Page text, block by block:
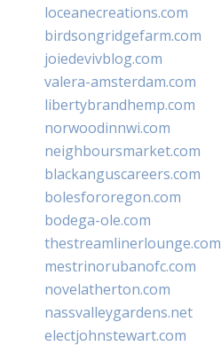
loceanecreations.com
birdsongridgefarm.com
joiedevivblog.com
valera-amsterdam.com
libertybrandhemp.com
norwoodinnwi.com
neighboursmarket.com
blackanguscareers.com
bolesfororegon.com
bodega-ole.com
thestreamlinerlounge.com
mestrinorubanofc.com
novelatherton.com
nassvalleygardens.net
electjohnstewart.com